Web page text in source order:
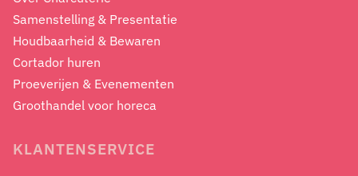
Samenstelling & Presentatie
Houdbaarheid & Bewaren
Cortador huren
Proeverijen & Evenementen
Groothandel voor horeca
KLANTENSERVICE